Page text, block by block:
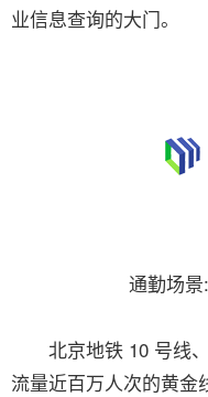
业信息查询的大门。
通勤场
北京地铁 10 号线、
流量近百万人次的黄金